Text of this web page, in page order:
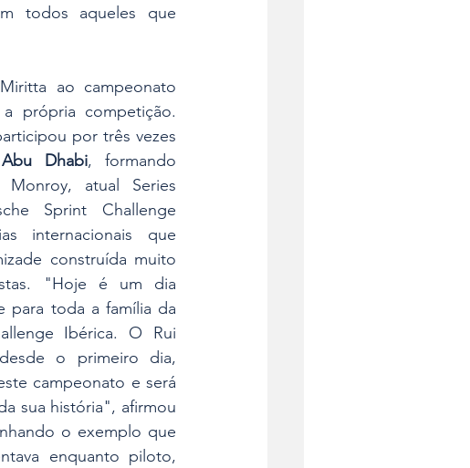
todos aqueles que
ao campeonato
a própria competição.
por três vezes
Dhabi, formando
atual Series
Sprint Challenge
internacionais que
construída muito
"Hoje é um dia
para toda a família da
Ibérica. O Rui
o primeiro dia,
campeonato e será
sua história", afirmou
o exemplo que
enquanto piloto,